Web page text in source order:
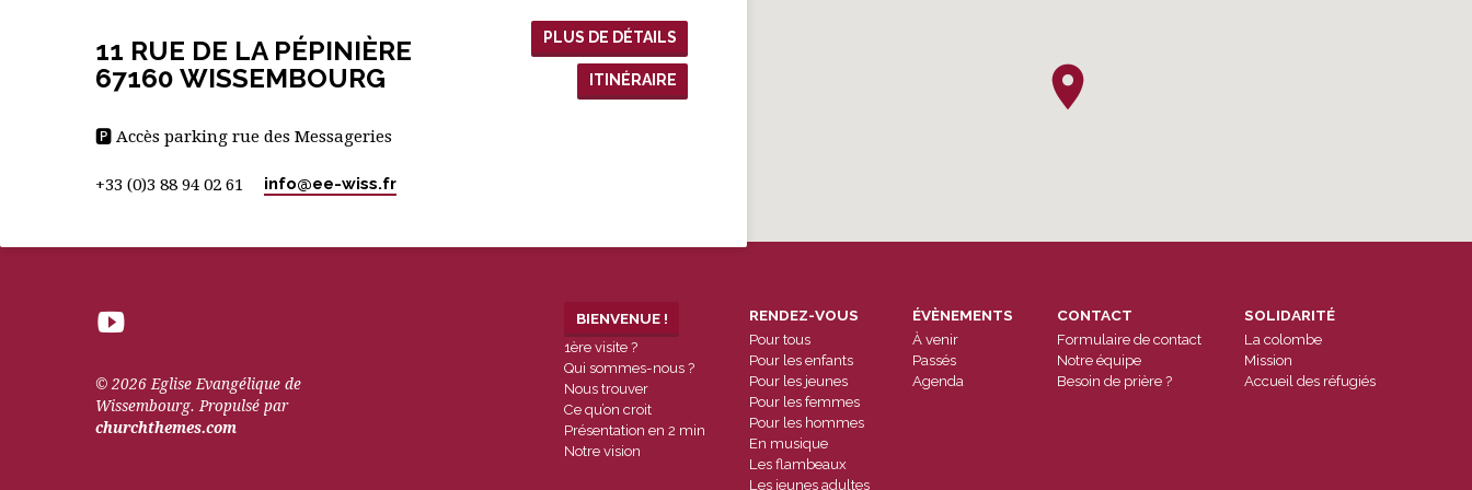
11 RUE DE LA PÉPINIÈRE
67160 WISSEMBOURG
PLUS DE DÉTAILS
ITINÉRAIRE
🅿 Accès parking rue des Messageries
+33 (0)3 88 94 02 61 info​@ee-wiss.fr
© 2026 Eglise Evangélique de
Wissembourg. Propulsé par
churchthemes.com
BIENVENUE !
1ère visite ?
Qui sommes-nous ?
Nous trouver
Ce qu’on croit
Présentation en 2 min
Notre vision
RENDEZ-VOUS
Pour tous
Pour les enfants
Pour les jeunes
Pour les femmes
Pour les hommes
En musique
Les flambeaux
Les jeunes adultes
ÉVÈNEMENTS
À venir
Passés
Agenda
CONTACT
Formulaire de contact
Notre équipe
Besoin de prière ?
SOLIDARITÉ
La colombe
Mission
Accueil des réfugiés